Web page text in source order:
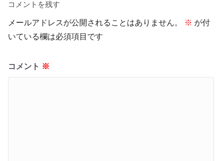
コメントを残す
メールアドレスが公開されることはありません。 ※ が付
いている欄は必須項目です
コメント ※